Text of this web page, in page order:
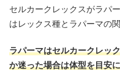
セルカークレックスがラパ
はレックス種とラパーマの
ラパーマはセルカークレッ
か迷った場合は体型を目安